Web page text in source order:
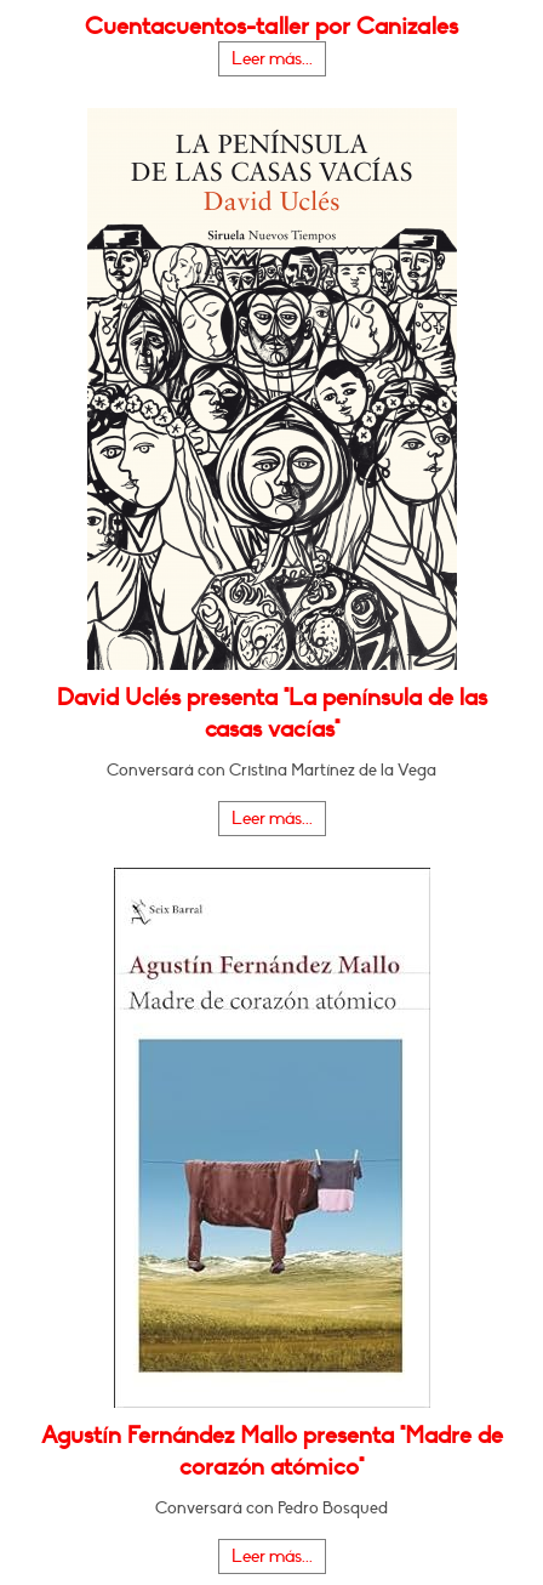
Cuentacuentos-taller por Canizales
Leer más...
David Uclés presenta "La península de las
casas vacías"
Conversará con Cristina Martínez de la Vega
Leer más...
Agustín Fernández Mallo presenta "Madre de
corazón atómico"
Conversará con Pedro Bosqued
Leer más...